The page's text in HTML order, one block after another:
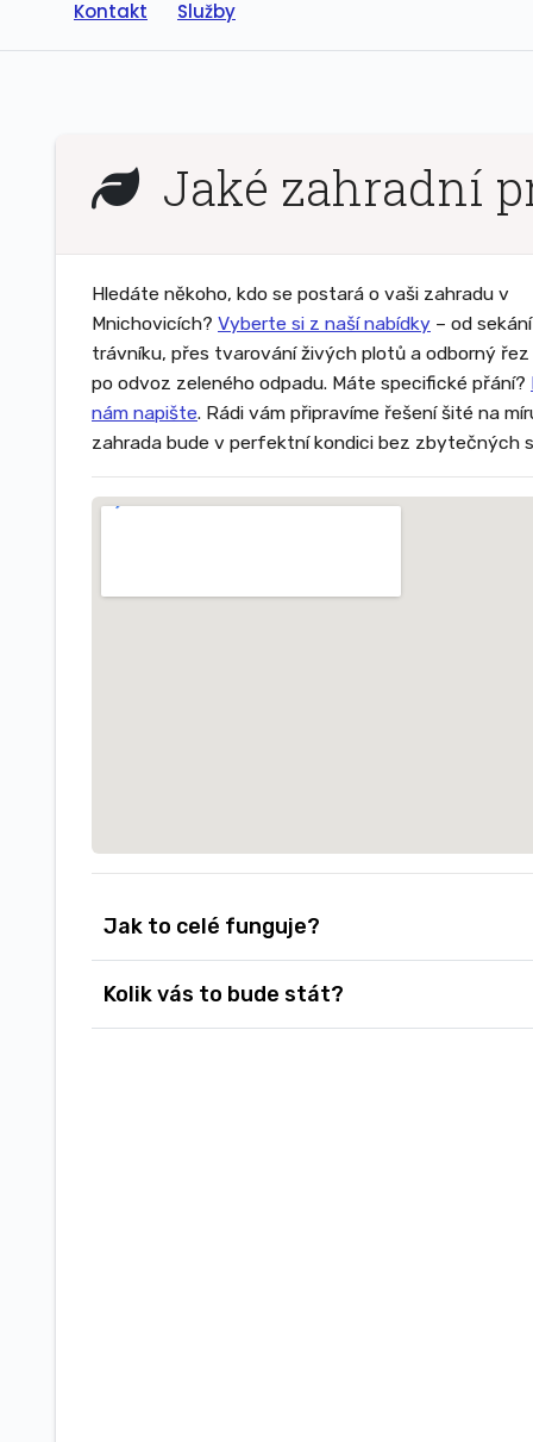
Kontakt Služby
Jaké zahradní
Hledáte někoho, kdo se postará o vaši zahradu v
Mnichovicích? Vyberte si z naší nabídky – od
trávníku, přes tvarování živých plotů a odborný
po odvoz zeleného odpadu. Máte specifické přání?
nám napište. Rádi vám připravíme řešení šité na
zahrada bude v perfektní kondici bez zbytečných
Jak to celé funguje?
Kolik vás to bude stát?